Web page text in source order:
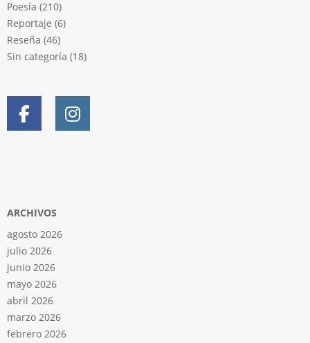
Poesía (210)
Reportaje (6)
Reseña (46)
Sin categoría (18)
ARCHIVOS
agosto 2026
julio 2026
junio 2026
mayo 2026
abril 2026
marzo 2026
febrero 2026